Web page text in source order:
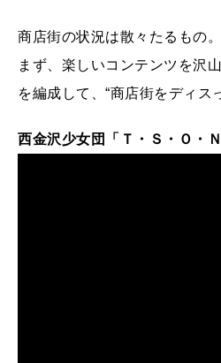
商店街の状況は散々たるもの
まず、楽しいコンテンツを沢
を編成して、“商店街をディ
西金沢少女団「Ｔ・Ｓ・Ｏ